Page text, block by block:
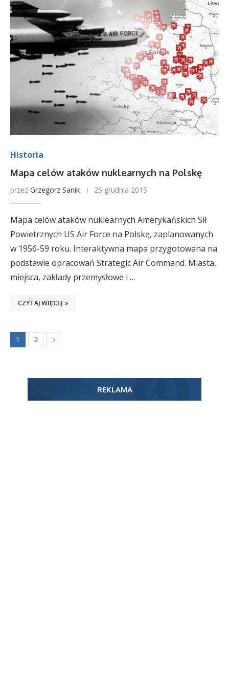
Historia
Mapa celów ataków nuklearnych na Polskę
przez Grzegorz Sanik 25 grudnia 2015
Mapa celów ataków nuklearnych Amerykańskich Sił
Powietrznych US Air Force na Polskę, zaplanowanych
w 1956-59 roku. Interaktywna mapa przygotowana na
podstawie opracowań Strategic Air Command. Miasta,
miejsca, zakłady przemysłowe i …
CZYTAJ WIĘCEJ
1 2
REKLAMA